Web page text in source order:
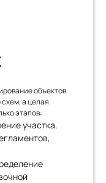
объектов
а целая
этапов:
участка,